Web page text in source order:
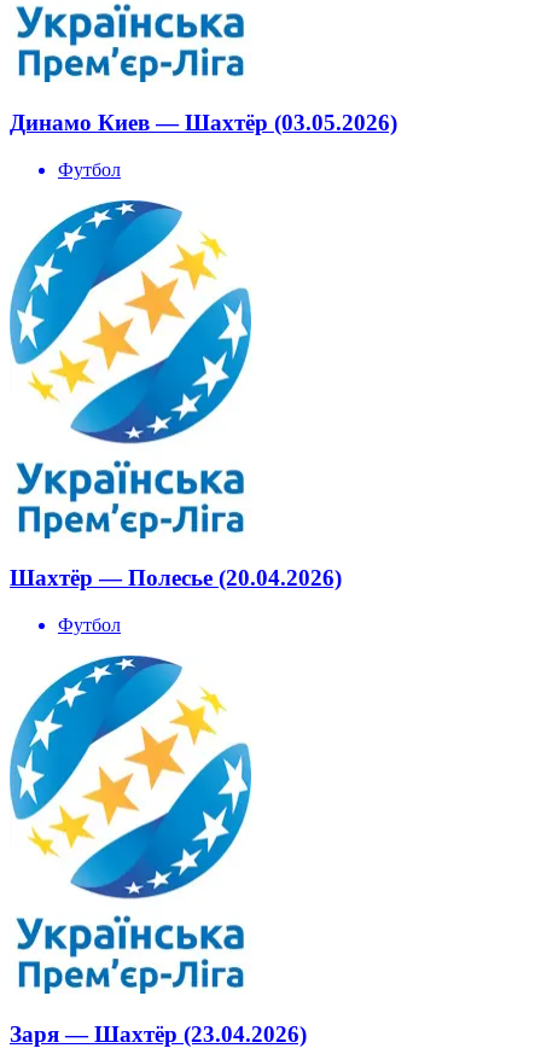
Динамо Киев — Шахтёр (03.05.2026)
Футбол
Шахтёр — Полесье (20.04.2026)
Футбол
Заря — Шахтёр (23.04.2026)